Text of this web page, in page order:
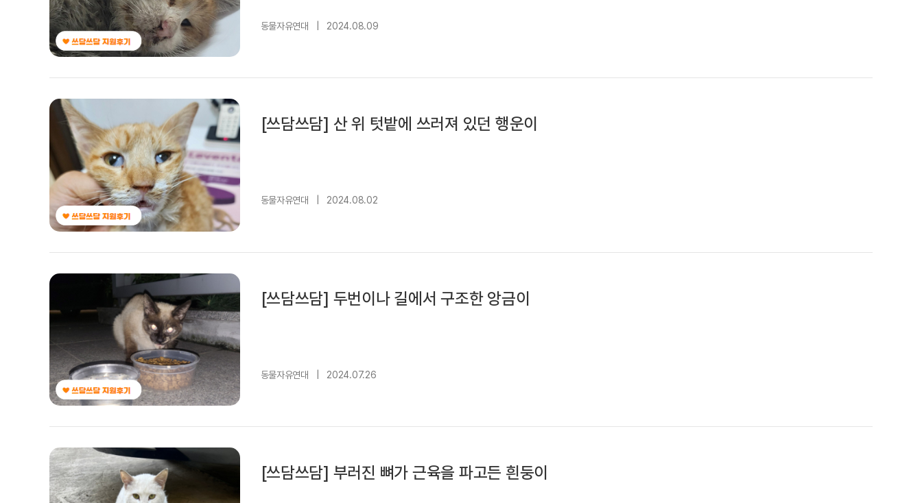
동물자유연대 2024.08.09
[쓰담쓰담] 산 위 텃밭에 쓰러져 있던 행운이
동물자유연대 2024.08.02
[쓰담쓰담] 두번이나 길에서 구조한 앙금이
동물자유연대 2024.07.26
[쓰담쓰담] 부러진 뼈가 근육을 파고든 흰둥이